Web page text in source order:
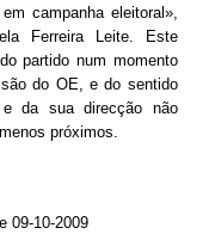
campanha eleitoral»,
Ferreira Leite. Este
partido num momento
do OE, e do sentido
e da sua direcção não
próximos.
09-10-2009